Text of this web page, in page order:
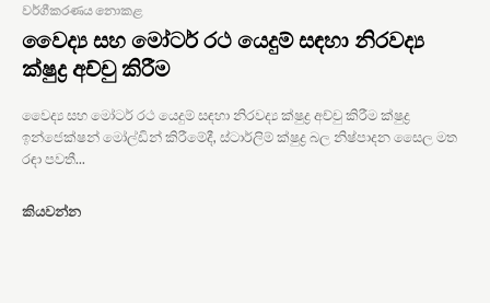
වර්ගීකරණය නොකළ
වෛද්‍ය සහ මෝටර් රථ යෙදුම් සඳහා නිරවද්‍ය
ක්ෂුද්‍ර අච්චු කිරීම
වෛද්‍ය සහ මෝටර් රථ යෙදුම් සඳහා නිරවද්‍ය ක්ෂුද්‍ර අච්චු කිරීම ක්ෂුද්‍ර
ඉන්ජෙක්ෂන් මෝල්ඩින් කිරීමේදී, ස්ටාර්ලිම් ක්ෂුද්‍ර බල නිෂ්පාදන සෛල මත
රඳා පවතී...
කියවන්න